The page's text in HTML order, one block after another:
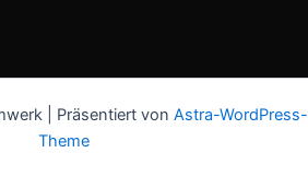
| Präsentiert von Astra-WordPress-
Theme